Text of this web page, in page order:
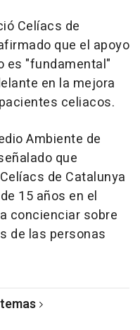
Celíacs de
que el apoyo
es "fundamental"
en la mejora
celiacos.
Ambiente de
que
de Catalunya
15 años en el
concienciar sobre
de las personas